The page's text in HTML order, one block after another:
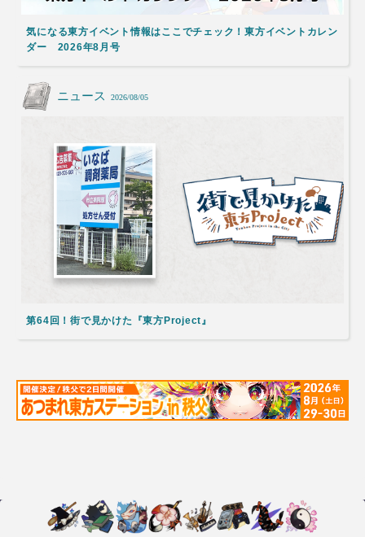
気になる東方イベント情報はここでチェック！東方イベントカレン
ダー 2026年8月号
ニュース 2026/08/05
第64回！街で見かけた『東方Project』